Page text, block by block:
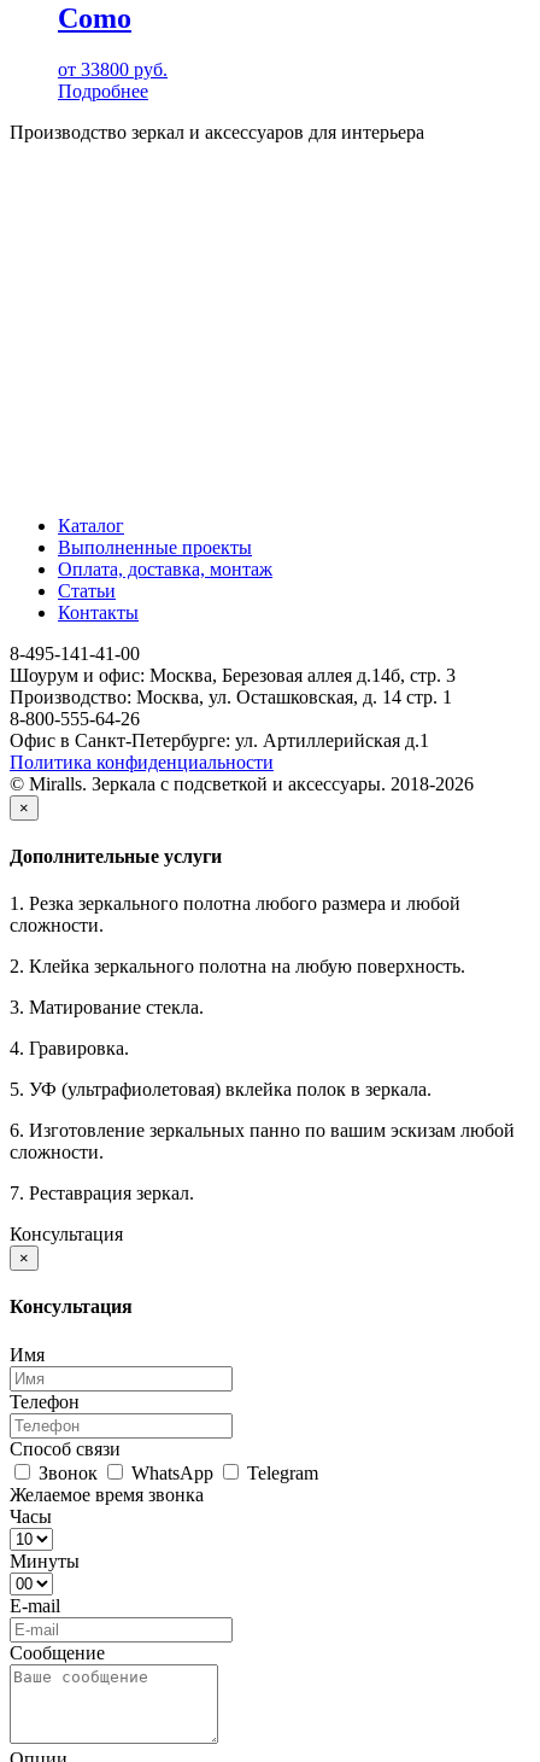
Como
от 33800 руб.
Подробнее
Производство зеркал и аксессуаров для интерьера
Каталог
Выполненные проекты
Оплата, доставка, монтаж
Статьи
Контакты
8-495-141-41-00
Шоурум и офис: Москва, Березовая аллея д.14б, стр. 3
Производство: Москва, ул. Осташковская, д. 14 стр. 1
8-800-555-64-26
Офис в Санкт-Петербурге: ул. Артиллерийская д.1
Политика конфиденциальности
© Miralls. Зеркала с подсветкой и аксессуары. 2018-2026
×
Дополнительные услуги
1. Резка зеркального полотна любого размера и любой
сложности.
2. Клейка зеркального полотна на любую поверхность.
3. Матирование стекла.
4. Гравировка.
5. УФ (ультрафиолетовая) вклейка полок в зеркала.
6. Изготовление зеркальных панно по вашим эскизам любой
сложности.
7. Реставрация зеркал.
Консультация
×
Консультация
Имя
Телефон
Способ связи
Звонок
WhatsApp
Telegram
Желаемое время звонка
Часы
Минуты
E-mail
Сообщение